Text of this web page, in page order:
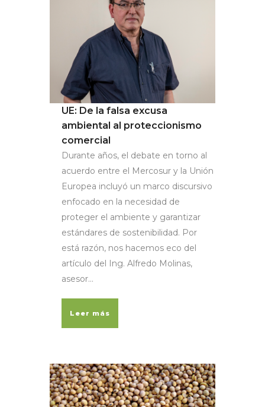
UE: De la falsa excusa
ambiental al proteccionismo
comercial
Durante años, el debate en torno al
acuerdo entre el Mercosur y la Unión
Europea incluyó un marco discursivo
enfocado en la necesidad de
proteger el ambiente y garantizar
estándares de sostenibilidad. Por
está razón, nos hacemos eco del
artículo del Ing. Alfredo Molinas,
asesor...
Leer más